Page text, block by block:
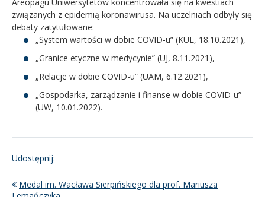
związanych z epidemią koronawirusa. Na uczelniach odbyły się
debaty zatytułowane:
„System wartości w dobie COVID-u” (KUL, 18.10.2021),
„Granice etyczne w medycynie” (UJ, 8.11.2021),
„Relacje w dobie COVID-u” (UAM, 6.12.2021),
„Gospodarka, zarządzanie i finanse w dobie COVID-u”
(UW, 10.01.2022).
Udostępnij:
Medal im. Wacława Sierpińskiego dla prof. Mariusza